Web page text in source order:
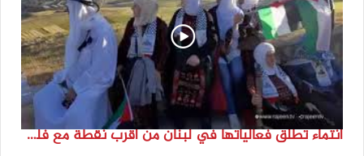
انتماء تطلق فعالياتها في لبنان من أقرب نقطة مع فلسطين المحتلة في ذكرى النكبة_74تقرير: جنى شحرور